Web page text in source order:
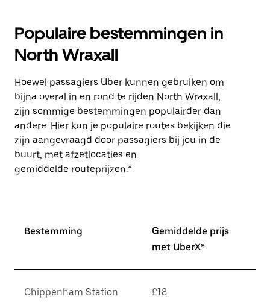
Populaire bestemmingen in
North Wraxall
Hoewel passagiers Uber kunnen gebruiken om
bijna overal in en rond te rijden North Wraxall,
zijn sommige bestemmingen populairder dan
andere. Hier kun je populaire routes bekijken die
zijn aangevraagd door passagiers bij jou in de
buurt, met afzetlocaties en
gemiddelde routeprijzen.*
Bestemming
Gemiddelde prijs
met UberX*
Chippenham Station £18